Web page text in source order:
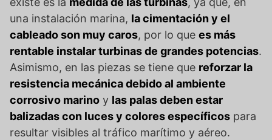
una instalación marina, la cimentación y el
cableado son muy caros, por lo que es más
rentable instalar turbinas de grandes potencias.
Asimismo, en las piezas se tiene que reforzar la
resistencia mecánica debido al ambiente
corrosivo marino y las palas deben estar
balizadas con luces y colores específicos para
resultar visibles al tráfico marítimo y aéreo.